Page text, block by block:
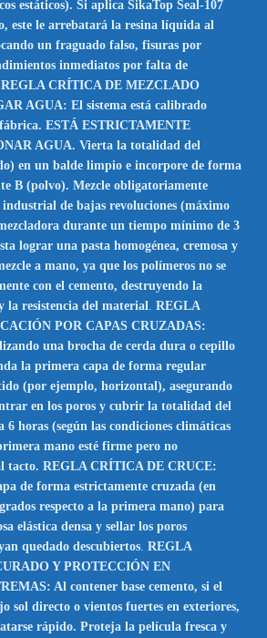
estáticos). Si aplica SikaTop Seal-107
este le arrebatará la resina líquida al
un fraguado falso, fisuras por
inmediatos por falta de
REGLA CRÍTICA DE MEZCLADO
AGUA: El sistema está calibrado
ESTÁ ESTRICTAMENTE
AGUA. Vierta la totalidad del
en un balde limpio e incorpore de forma
B (polvo). Mezcle obligatoriamente
de bajas revoluciones (máximo
durante un tiempo mínimo de 3
lograr una pasta homogénea, cremosa y
a mano, ya que los polímeros no se
con el cemento, destruyendo la
la resistencia del material
REGLA
POR CAPAS CRUZADAS:
una brocha de cerda dura o cepillo
la primera capa de forma regular
(por ejemplo, horizontal), asegurando
en los poros y cubrir la totalidad del
6 horas (según las condiciones climáticas
mano esté firme pero no
tacto. REGLA CRÍTICA DE CRUCE:
de forma estrictamente cruzada (en
respecto a la primera mano) para
elástica densa y sellar los poros
quedado descubiertos REGLA
Y PROTECCIÓN EN
Al contener base cemento, si el
sol directo o vientos fuertes en exteriores,
rápido. Proteja la película fresca y